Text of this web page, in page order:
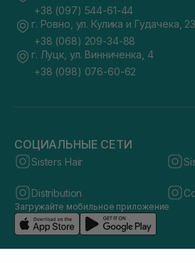
+38 (097) 544-61-44
г. Ровно, ул. Кулика и Гудачека,
+38 (068) 209-34-88
г. Луцк, ул. Винниченка, 4
+38 (098) 076-60-62
СОЦИАЛЬНЫЕ СЕТИ
Sisters Hair
Distribution
Загружайте мобильное приложение